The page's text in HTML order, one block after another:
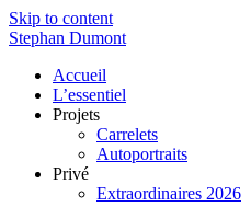
Skip to content
Stephan Dumont
Accueil
L’essentiel
Projets
Carrelets
Autoportraits
Privé
Extraordinaires 2026